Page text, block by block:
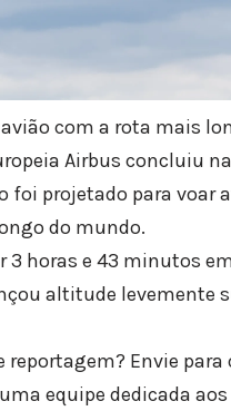
com a rota mais
Airbus concluiu
foi projetado para voar
do mundo.
3 horas e 43 minutos
altitude levemente
Envie para
equipe dedicada